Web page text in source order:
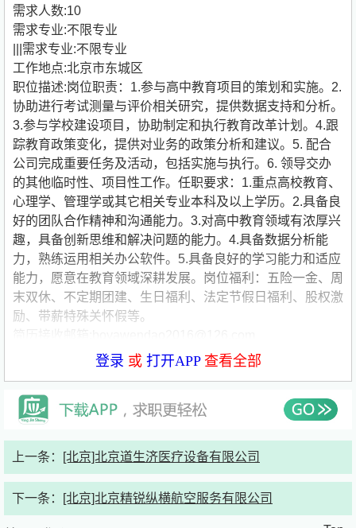
需求人数:10
需求专业:不限专业
|||需求专业:不限专业
工作地点:北京市东城区
职位描述:岗位职责：1.参与高中教育项目的策划和实施。2.
协助进行考试测量与评价相关研究，提供数据支持和分析。
3.参与学校建设项目，协助制定和执行教育改革计划。4.跟
踪教育政策变化，提供对业务的政策分析和建议。5. 配合
公司完成重要任务及活动，包括实施与执行。6. 领导交办
的其他临时性、项目性工作。任职要求：1.重点高校教育、
心理学、管理学或其它相关专业本科及以上学历。2.具备良
好的团队合作精神和沟通能力。3.对高中教育领域有浓厚兴
趣，具备创新思维和解决问题的能力。4.具备数据分析能
力，熟练运用相关办公软件。5.具备良好的学习能力和适应
能力，愿意在教育领域深耕发展。岗位福利：五险一金、周
末双休、不定期团建、生日福利、法定节假日福利、股权激
励、带薪特殊关怀假等。
机构，接受指导单位中国关心下一代工作委员会和中国教育
国际交流协会的业务指导。研究院坚持贯彻党的教育方针，
教育部门、高等院校、科研机构、高中学校等教育主体服
理论研究，为国家有关教育部门提供咨询，对重大教育教学
登录 或 打开APP查看全部
上一条： [北京]北京道生济医疗设备有限公司
下一条： [北京]北京精锐纵横航空服务有限公司